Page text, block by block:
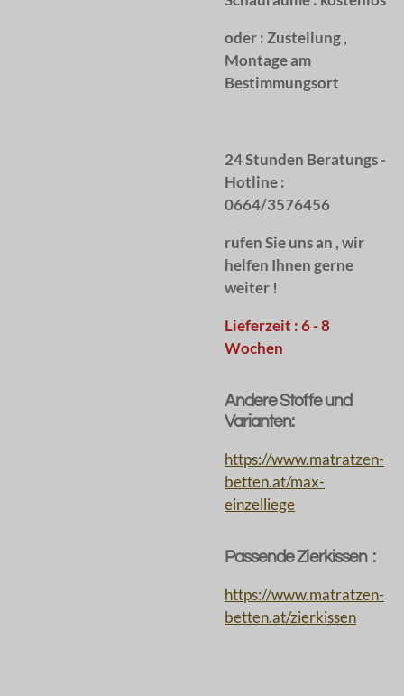
oder :Zustellung ,
Montage am
Bestimmungsort
24 Stunden Beratungs -
Hotline :
0664/3576456
rufen Sie uns an , wir
helfen Ihnen gerne
weiter !
Lieferzeit : 6 - 8
Wochen
Andere Stoffe und
Varianten:
https://www.matratzen-
betten.at/max-
einzelliege
Passende Zierkissen :
https://www.matratzen-
betten.at/zierkissen